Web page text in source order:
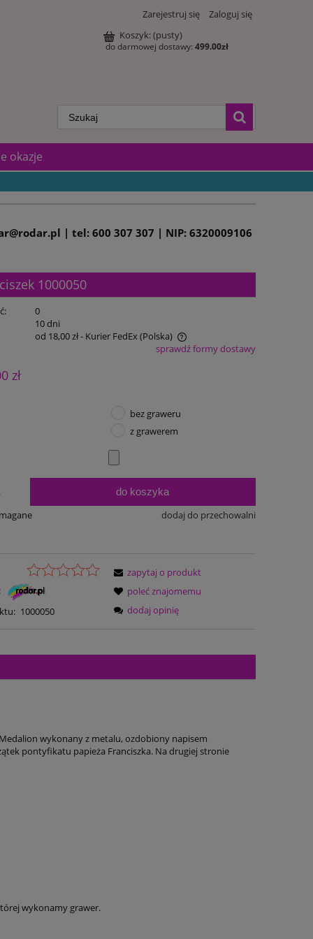
Zarejestruj się
Zaloguj się
Koszyk:(pusty)
do darmowej dostawy: 499.00zł
okazje
| tel: 600 307 307 | NIP: 6320009106
1000050
0
10 dni
od 18,00 zł- Kurier FedEx (Polska)
sprawdź formy dostawy
zł
bez graweru
z grawerem
do koszyka
dodaj do przechowalni
1000050
zapytaj o produkt
poleć znajomemu
dodaj opinię
wykonany z metalu, ozdobiony napisem
pontyfikatu papieża Franciszka. Na drugiej stronie
wykonamy grawer.